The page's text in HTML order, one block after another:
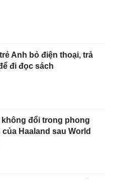
Anh bỏ điện thoại, trả
đi đọc sách
đổi trong phong
của Haaland sau World